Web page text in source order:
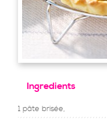
Ingredients
1 pâte brisée,